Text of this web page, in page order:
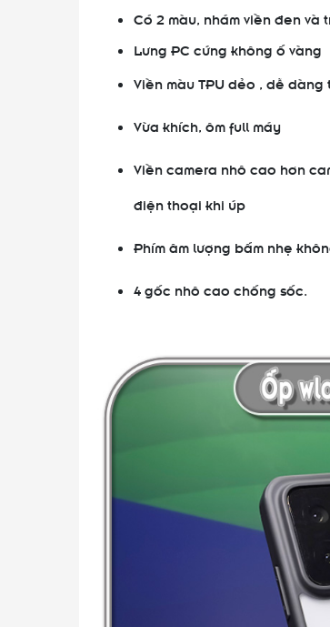
Có 2 màu, nhám viền đen và
Lưng PC cứng không ố vàng
Viền màu TPU dẻo , dễ
Vừa khích, ôm full máy
Viền camera nhô cao hơn
điện thoại khi úp
Phím âm lượng bấm nhẹ
4 gốc nhô cao chống sốc.